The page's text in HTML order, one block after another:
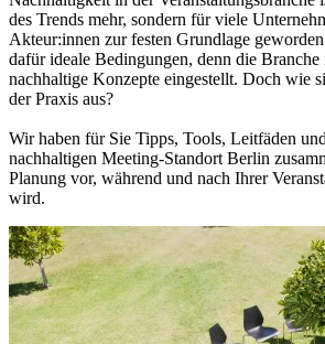
des Trends mehr, sondern für viele
Akteur:innen zur festen Grundlage
dafür ideale Bedingungen, denn die Branche
nachhaltige Konzepte eingestellt. Doch wie
der Praxis aus?
Wir haben für Sie Tipps, Tools, Leitfäden
nachhaltigen Meeting-Standort Berlin
Planung vor, während und nach Ihrer
wird.